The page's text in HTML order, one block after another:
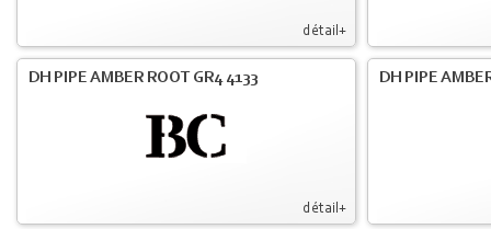
détail+
détail+
DH PIPE AMBER ROOT GR4 4133 DH PIPE